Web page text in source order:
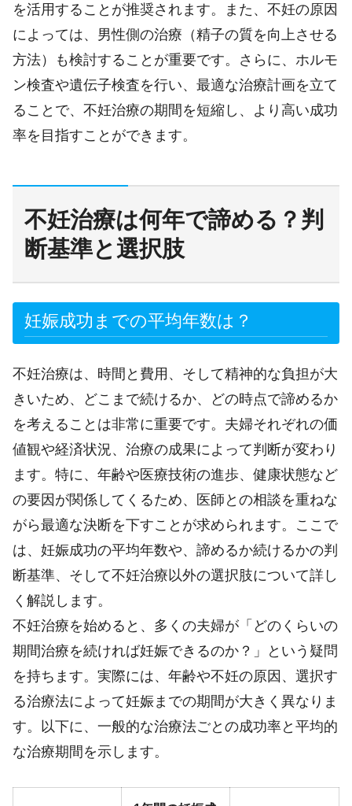
を活用することが推奨されます。また、不妊の原因
によっては、男性側の治療（精子の質を向上させる
方法）も検討することが重要です。さらに、ホルモ
ン検査や遺伝子検査を行い、最適な治療計画を立て
ることで、不妊治療の期間を短縮し、より高い成功
率を目指すことができます。
不妊治療は何年で諦める？判
断基準と選択肢
妊娠成功までの平均年数は？
不妊治療は、時間と費用、そして精神的な負担が大
きいため、どこまで続けるか、どの時点で諦めるか
を考えることは非常に重要です。夫婦それぞれの価
値観や経済状況、治療の成果によって判断が変わり
ます。特に、年齢や医療技術の進歩、健康状態など
の要因が関係してくるため、医師との相談を重ねな
がら最適な決断を下すことが求められます。ここで
は、妊娠成功の平均年数や、諦めるか続けるかの判
断基準、そして不妊治療以外の選択肢について詳し
く解説します。
不妊治療を始めると、多くの夫婦が「どのくらいの
期間治療を続ければ妊娠できるのか？」という疑問
を持ちます。実際には、年齢や不妊の原因、選択す
る治療法によって妊娠までの期間が大きく異なりま
す。以下に、一般的な治療法ごとの成功率と平均的
な治療期間を示します。